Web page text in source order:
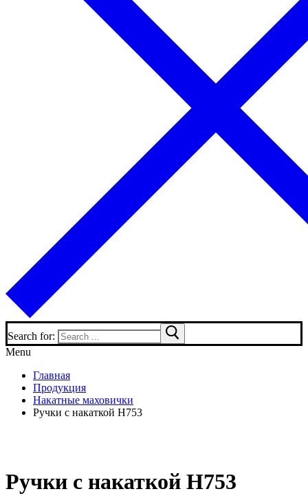
Search for:
Menu
Главная
Продукция
Накатные маховички
Ручки с накаткой H753
Ручки с накаткой H753